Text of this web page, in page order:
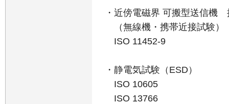
・近傍電磁界 可搬型送信機
（無線機・携帯近接試験）
ISO 11452-9
・静電気試験（ESD）
ISO 10605
ISO 13766